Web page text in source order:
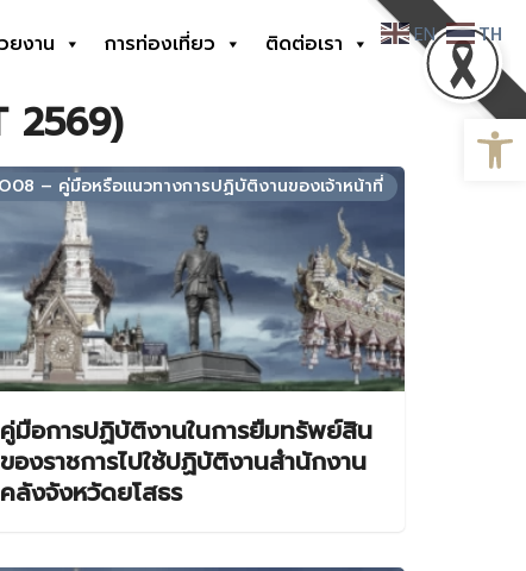
ยงาน การท่องเที่ยว
ติดต่อเรา
2569)
O08 – คู่มือหรือแนวทางการปฏิบัติงานของเจ้าหน้าที่
คู่มือการปฏิบัติงานในการยืมทรัพย์สิน
ของราชการไปใช้ปฏิบัติงานสำนักงาน
คลังจังหวัดยโสธร
EN TH